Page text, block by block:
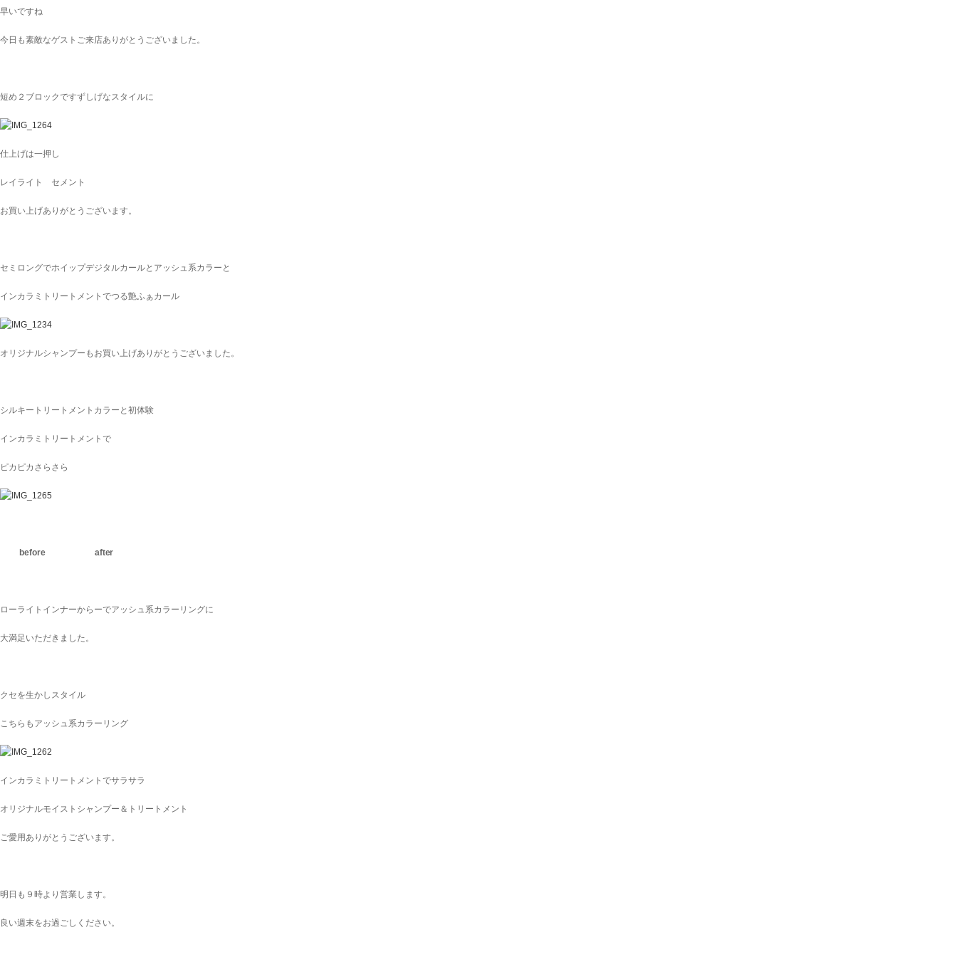
早いですね
今日も素敵なゲストご来店ありがとうございました。
短め２ブロックですずしげなスタイルに
仕上げは一押し
レイライト セメント
お買い上げありがとうございます。
セミロングでホイップデジタルカールとアッシュ系カラーと
インカラミトリートメントでつる艶ふぁカール
オリジナルシャンプーもお買い上げありがとうございました。
シルキートリートメントカラーと初体験
インカラミトリートメントで
ピカピカさらさら
before after
ローライトインナーからーでアッシュ系カラーリングに
大満足いただきました。
クセを生かしスタイル
こちらもアッシュ系カラーリング
インカラミトリートメントでサラサラ
オリジナルモイストシャンプー＆トリートメント
ご愛用ありがとうございます。
明日も９時より営業します。
良い週末をお過ごしください。